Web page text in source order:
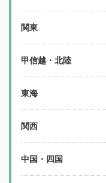
関東
甲信越・北陸
東海
関西
中国・四国